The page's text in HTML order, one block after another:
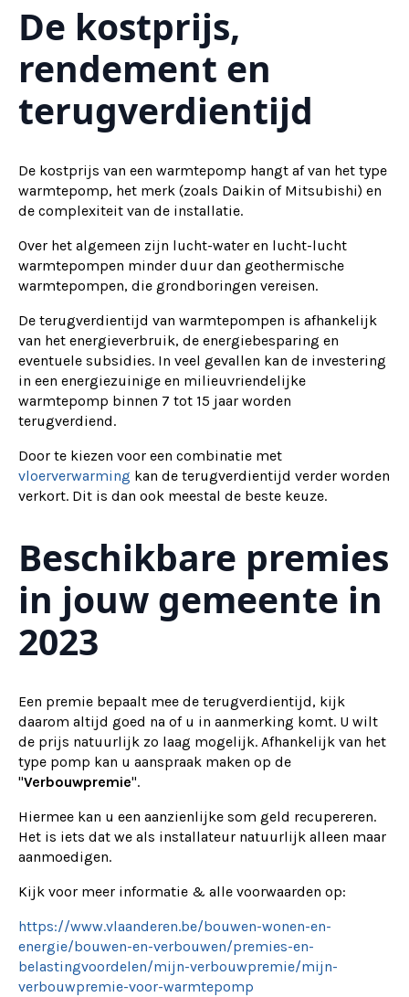
De kostprijs,
rendement en
terugverdientijd
De kostprijs van een warmtepomp hangt af van het type
warmtepomp, het merk (zoals Daikin of Mitsubishi) en
de complexiteit van de installatie.
Over het algemeen zijn lucht-water en lucht-lucht
warmtepompen minder duur dan geothermische
warmtepompen, die grondboringen vereisen.
De terugverdientijd van warmtepompen is afhankelijk
van het energieverbruik, de energiebesparing en
eventuele subsidies. In veel gevallen kan de investering
in een energiezuinige en milieuvriendelijke
warmtepomp binnen 7 tot 15 jaar worden
terugverdiend.
Door te kiezen voor een combinatie met
vloerverwarming kan de terugverdientijd verder worden
verkort. Dit is dan ook meestal de beste keuze.
Beschikbare premies
in jouw gemeente in
2023
Een premie bepaalt mee de terugverdientijd, kijk
daarom altijd goed na of u in aanmerking komt. U wilt
de prijs natuurlijk zo laag mogelijk. Afhankelijk van het
type pomp kan u aanspraak maken op de
"Verbouwpremie".
Hiermee kan u een aanzienlijke som geld recupereren.
Het is iets dat we als installateur natuurlijk alleen maar
aanmoedigen.
Kijk voor meer informatie & alle voorwaarden op:
https://www.vlaanderen.be/bouwen-wonen-en-
energie/bouwen-en-verbouwen/premies-en-
belastingvoordelen/mijn-verbouwpremie/mijn-
verbouwpremie-voor-warmtepomp